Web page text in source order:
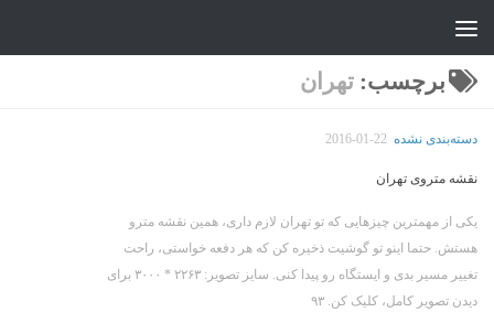
برچسب: تهران
دسته‌بندی نشده 2016-01-22
نقشه متروی تهران
یکی از مهمترین چیزهایی که تو تهران لازم داری، همین نقشه مترو
هستش. حتما اینو تو گوشیت ذخیره کن که هر دفعه خواستی، راحت
تغییر مسیر بدی و ایستگاه رو پیدا کنی. سایز تصویر: ۲۲۶۳ * ۳۰۰۰ برای
دیدن تصویر کامل، کلیک کن. ۹۳